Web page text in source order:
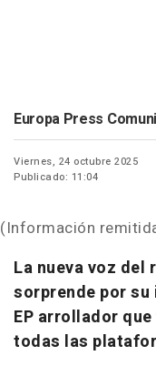
Europa Press
Viernes, 24 octubre 2025
Publicado: 11:04
(Información
La nueva voz
sorprende por
EP arrollador
todas las